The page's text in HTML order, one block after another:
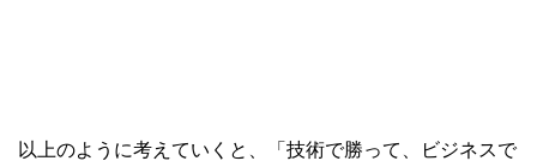
以上のように考えていくと、「技術で勝って、ビジネスで